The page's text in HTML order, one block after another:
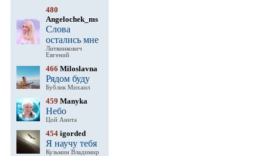
480
Angelochek_ms
Слова
остались мне
Литвинкович
Евгений
466 Miloslavna
Рядом буду
Бублик Михаил
459 Manyka
Небо
Цой Анита
454 igorded
Я научу тебя
Кузьмин Владимир